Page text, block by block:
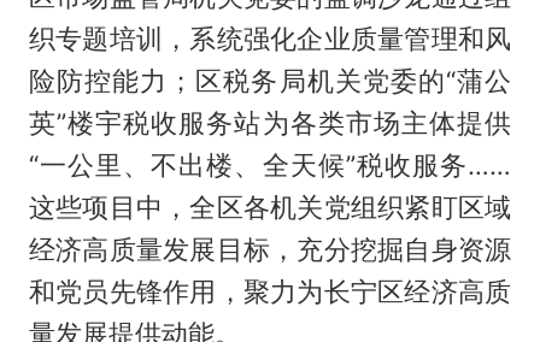
织专题培训，系统强化企业质量管理和风
险防控能力；区税务局机关党委的“蒲公
英”楼宇税收服务站为各类市场主体提供
“一公里、不出楼、全天候”税收服务……
这些项目中，全区各机关党组织紧盯区域
经济高质量发展目标，充分挖掘自身资源
和党员先锋作用，聚力为长宁区经济高质
量发展提供动能。